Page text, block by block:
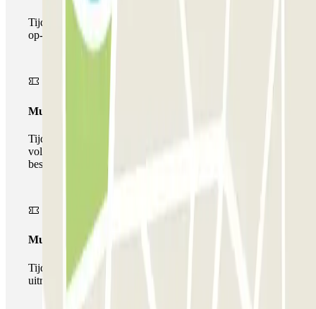
Tijdens je verblijf kun je de parkeerplaats maar één keer
op- en afrijden.
Multiparking pass
Tijdens uw verblijf kunt u gebruik maken van het
volledige netwerk van parkeergarages van deze operator,
beschikbaar bij Parclick.
Multipass
Tijdens je verblijf kun je de parkeerplaats zo vaak in- en
uitrijden als je wilt.